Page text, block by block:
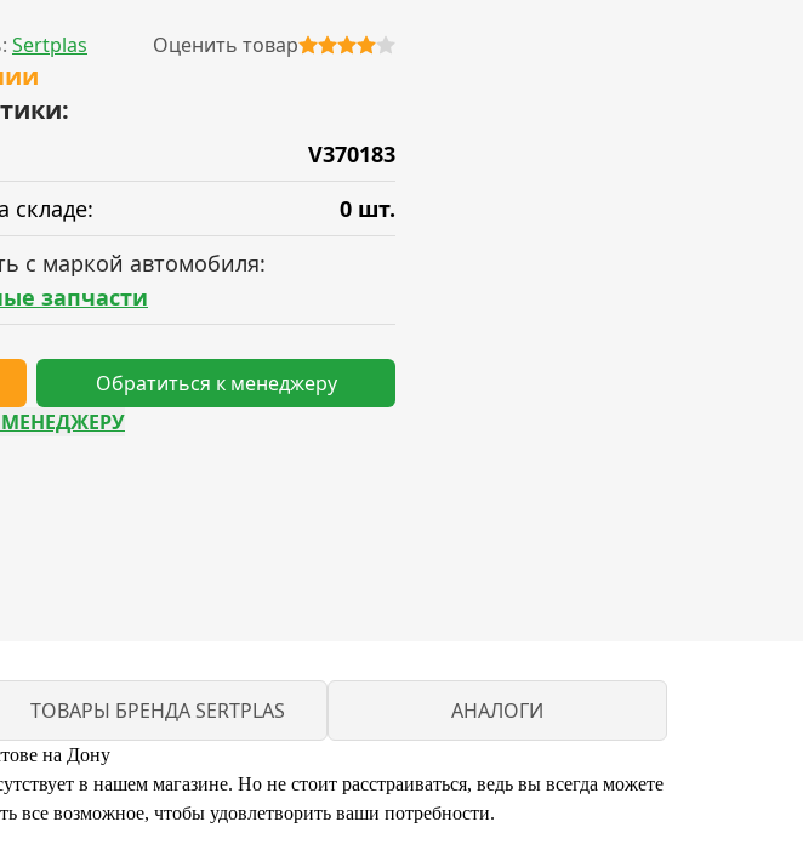
Sertplas Оценить товар
V370183
складе:
0 шт.
с маркой автомобиля:
запчасти
Обратиться к менеджеру
МЕНЕДЖЕРУ
ТОВАРЫ БРЕНДА SERTPLAS АНАЛОГИ
на Дону
в нашем магазине. Но не стоит расстраиваться, ведь вы всегда можете
возможное, чтобы удовлетворить ваши потребности.